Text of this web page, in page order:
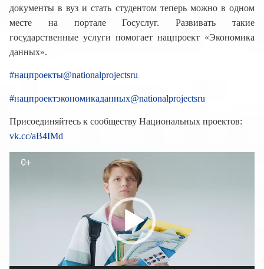
документы в вуз и стать студентом теперь можно в одном
месте на портале Госуслуг. Развивать такие
государственные услуги помогает нацпроект «Экономика
данных».
#нацпроекты@nationalprojectsru
#нацпроектэкономикаданных@nationalprojectsru
Присоединяйтесь к сообществу Национальных проектов:
vk.cc/aB4IMd
Видеоплеер